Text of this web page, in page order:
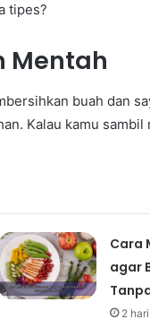
tipes?
Mentah
buah dan
Kalau kamu sambil
Cara
agar
2